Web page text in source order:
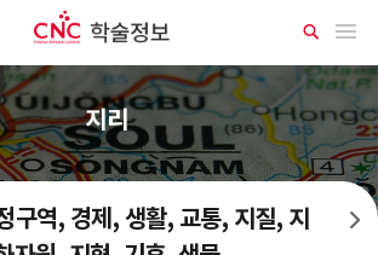
메뉴 열기
상
세
검
지리
구역, 경제, 생활, 교통, 지질, 지
한반도 수자원, 강하천, 지하수 분포, 수자원 지표, 강수, 수자원 이용